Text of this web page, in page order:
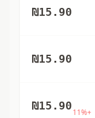
₪15.90
₪15.90
+
11%
₪15.90